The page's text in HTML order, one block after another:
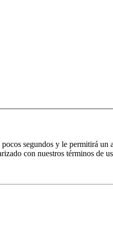
segundos y le permitirá
con nuestros términos